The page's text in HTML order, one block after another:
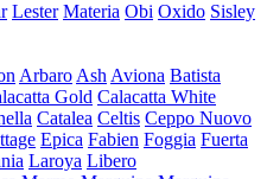
Lester Materia Obi Oxido Sisley
Arbaro Ash Aviona Batista
Gold Calacatta White
Catalea Celtis Ceppo Nuovo
Epica Fabien Foggia Fuerta
Laroya Libero